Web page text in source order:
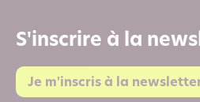
S'inscrire à la
Je m'inscris à la